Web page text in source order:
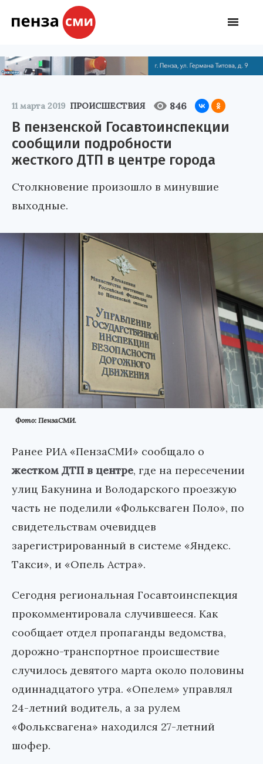
11 марта 2019 ПРОИСШЕСТВИЯ 846
В пензенской Госавтоинспекции
сообщили подробности
жесткого ДТП в центре города
Столкновение произошло в минувшие
выходные.
Фото: ПензаСМИ.
Ранее РИА «ПензаСМИ» сообщало о
жестком ДТП в центре, где на пересечении
улиц Бакунина и Володарского проезжую
часть не поделили «Фольксваген Поло», по
свидетельствам очевидцев
зарегистрированный в системе «Яндекс.
Такси», и «Опель Астра».
Сегодня региональная Госавтоинспекция
прокомментировала случившееся. Как
сообщает отдел пропаганды ведомства,
дорожно-транспортное происшествие
случилось девятого марта около половины
одиннадцатого утра. «Опелем» управлял
24-летний водитель, а за рулем
«Фольксвагена» находился 27-летний
шофер.